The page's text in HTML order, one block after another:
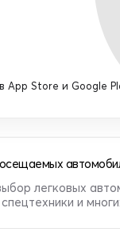
App Store и Google
легковых
и